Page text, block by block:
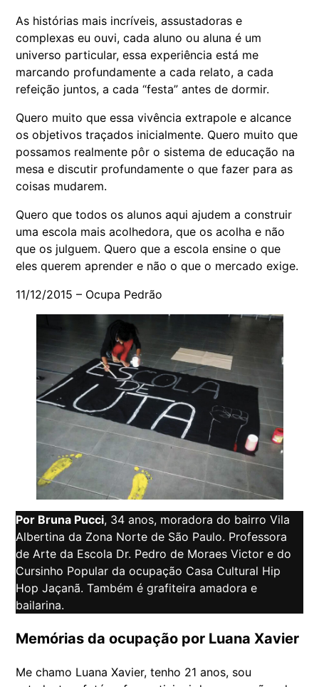
As histórias mais incríveis, assustadoras e
complexas eu ouvi, cada aluno ou aluna é um
universo particular, essa experiência está me
marcando profundamente a cada relato, a cada
refeição juntos, a cada “festa” antes de dormir.
Quero muito que essa vivência extrapole e alcance
os objetivos traçados inicialmente. Quero muito que
possamos realmente pôr o sistema de educação na
mesa e discutir profundamente o que fazer para as
coisas mudarem.
Quero que todos os alunos aqui ajudem a construir
uma escola mais acolhedora, que os acolha e não
que os julguem. Quero que a escola ensine o que
eles querem aprender e não o que o mercado exige.
11/12/2015 – Ocupa Pedrão
Por Bruna Pucci, 34 anos, moradora do bairro Vila
Albertina da Zona Norte de São Paulo. Professora
de Arte da Escola Dr. Pedro de Moraes Victor e do
Cursinho Popular da ocupação Casa Cultural Hip
Hop Jaçanã. Também é grafiteira amadora e
bailarina.
Memórias da ocupação por Luana Xavier
Me chamo Luana Xavier, tenho 21 anos, sou